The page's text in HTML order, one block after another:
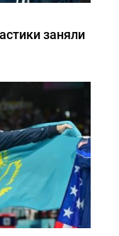
заняли